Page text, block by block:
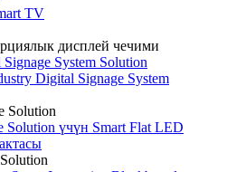
TV
дисплей чечими
System Solution
Digital Signage System
Solution
Solution үчүн Smart Flat LED